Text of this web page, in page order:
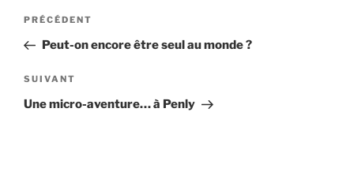
Navigation
l’article
Article
précédent
PRÉCÉDENT
Peut-on encore être seul au monde ?
Article
suivant
SUIVANT
Une micro-aventure… à Penly